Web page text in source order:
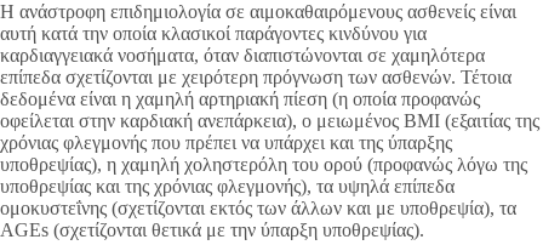
Η ανάστροφη επιδημιολογία σε αιμοκαθαιρόμενους ασθενείς είναι
αυτή κατά την οποία κλασικοί παράγοντες κινδύνου για
καρδιαγγειακά νοσήματα, όταν διαπιστώνονται σε χαμηλότερα
επίπεδα σχετίζονται με χειρότερη πρόγνωση των ασθενών. Τέτοια
δεδομένα είναι η χαμηλή αρτηριακή πίεση (η οποία προφανώς
οφείλεται στην καρδιακή ανεπάρκεια), ο μειωμένος ΒΜΙ (εξαιτίας της
χρόνιας φλεγμονής που πρέπει να υπάρχει και της ύπαρξης
υποθρεψίας), η χαμηλή χοληστερόλη του ορού (προφανώς λόγω της
υποθρεψίας και της χρόνιας φλεγμονής), τα υψηλά επίπεδα
ομοκυστεΐνης (σχετίζονται εκτός των άλλων και με υποθρεψία), τα
AGEs (σχετίζονται θετικά με την ύπαρξη υποθρεψίας).